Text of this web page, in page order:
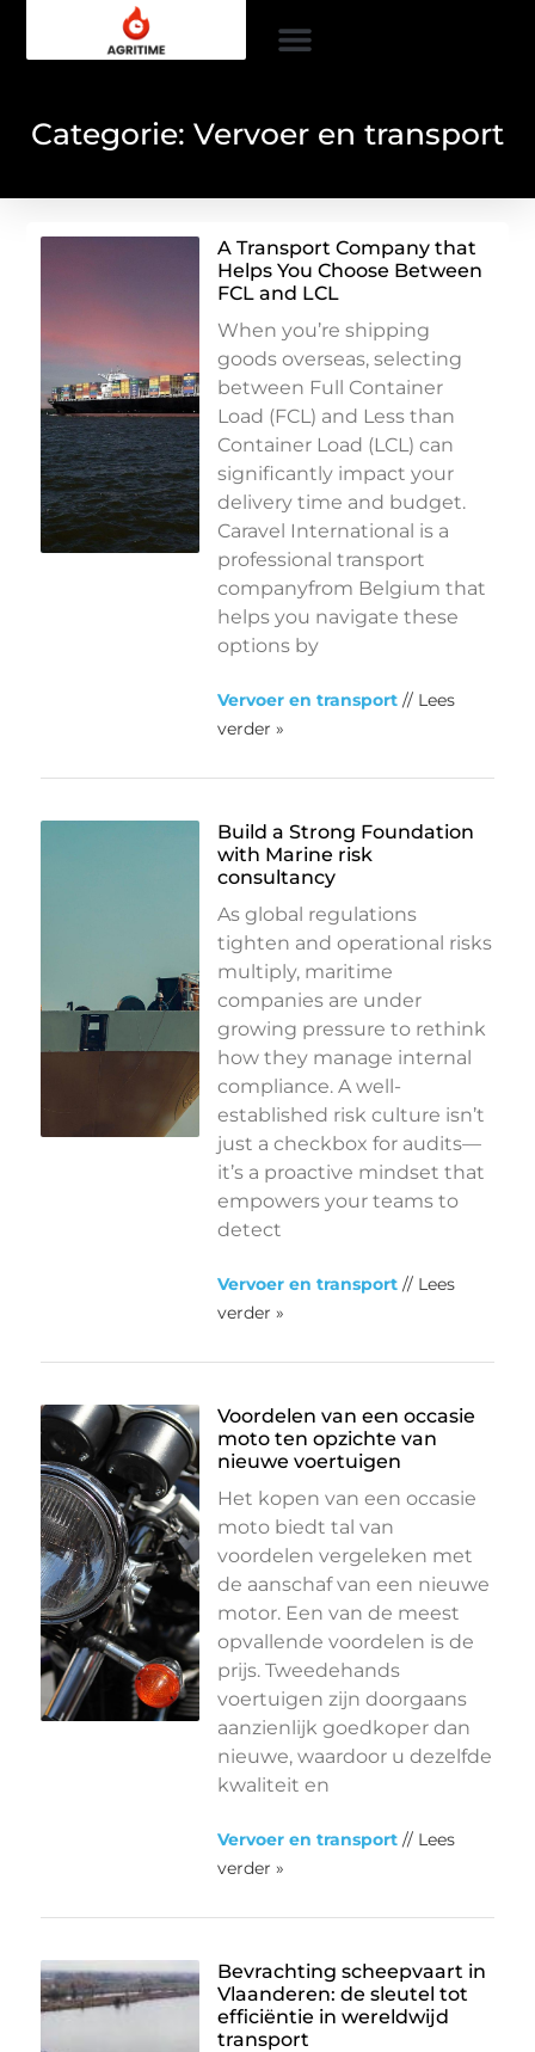
Categorie: Vervoer en transport
A Transport Company that
Helps You Choose Between
FCL and LCL
When you’re shipping
goods overseas, selecting
between Full Container
Load (FCL) and Less than
Container Load (LCL) can
significantly impact your
delivery time and budget.
Caravel International is a
professional transport
companyfrom Belgium that
helps you navigate these
options by
Vervoer en transport // Lees
verder »
Build a Strong Foundation
with Marine risk
consultancy
As global regulations
tighten and operational risks
multiply, maritime
companies are under
growing pressure to rethink
how they manage internal
compliance. A well-
established risk culture isn’t
just a checkbox for audits—
it’s a proactive mindset that
empowers your teams to
detect
Vervoer en transport // Lees
verder »
Voordelen van een occasie
moto ten opzichte van
nieuwe voertuigen
Het kopen van een occasie
moto biedt tal van
voordelen vergeleken met
de aanschaf van een nieuwe
motor. Een van de meest
opvallende voordelen is de
prijs. Tweedehands
voertuigen zijn doorgaans
aanzienlijk goedkoper dan
nieuwe, waardoor u dezelfde
kwaliteit en
Vervoer en transport // Lees
verder »
Bevrachting scheepvaart in
Vlaanderen: de sleutel tot
efficiëntie in wereldwijd
transport